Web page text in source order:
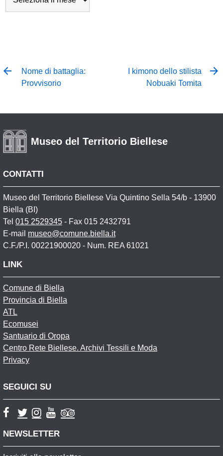
Nome di battaglia:
Provvisorio
I kimono dello stilista
Nobuaki Tomita
Museo del Territorio Biellese
CONTATTI
Museo del Territorio Biellese Via Quintino Sella 54/b - 13900
Biella (BI)
Tel 015 2529345 - Fax 015 2432791
E-mail museo@comune.biella.it
C.F./P.I. 00221900020 - Num. REA 61021
LINK
Comune di Biella
Provincia di Biella
ATL
Ecomusei
Santuario di Oropa
Centro Rete Biellese. Archivi Tessili e Moda
Privacy
SEGUICI SU
NEWSLETTER